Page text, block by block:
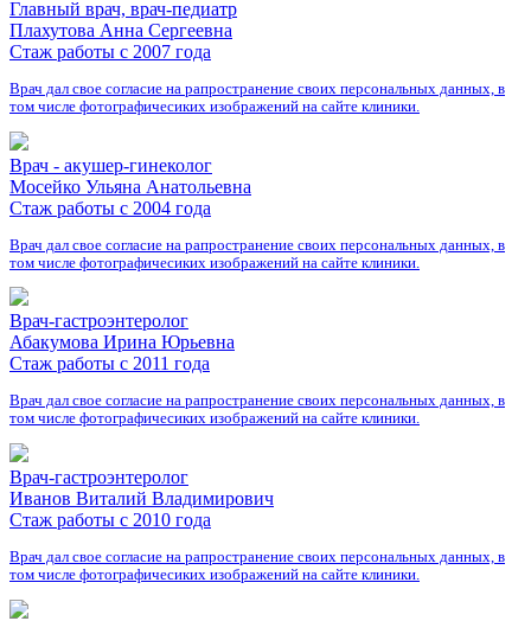
Главный врач, врач-педиатр
Плахутова Анна Сергеевна
Стаж работы с 2007 года
Врач дал свое согласие на рапространение своих персональных данных, в
том числе фотографичесиких изображений на сайте клиники.
Врач - акушер-гинеколог
Мосейко Ульяна Анатольевна
Стаж работы с 2004 года
Врач дал свое согласие на рапространение своих персональных данных, в
том числе фотографичесиких изображений на сайте клиники.
Врач-гастроэнтеролог
Абакумова Ирина Юрьевна
Стаж работы с 2011 года
Врач дал свое согласие на рапространение своих персональных данных, в
том числе фотографичесиких изображений на сайте клиники.
Врач-гастроэнтеролог
Иванов Виталий Владимирович
Стаж работы с 2010 года
Врач дал свое согласие на рапространение своих персональных данных, в
том числе фотографичесиких изображений на сайте клиники.